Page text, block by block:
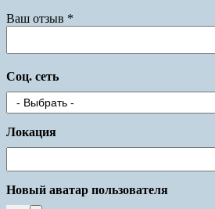
Ваш отзыв *
Соц. сеть
Локация
Новый аватар пользователя